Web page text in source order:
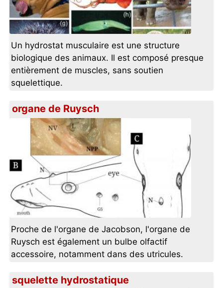
Un hydrostat musculaire est une structure
biologique des animaux. Il est composé presque
entièrement de muscles, sans soutien
squelettique.
organe de Ruysch
Proche de l'organe de Jacobson, l'organe de
Ruysch est également un bulbe olfactif
accessoire, notamment dans des utricules.
squelette hydrostatique